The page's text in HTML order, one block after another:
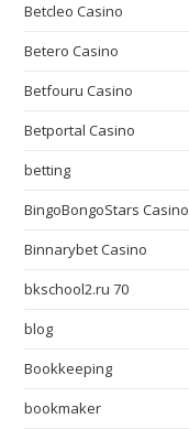
Betcleo Casino
Betero Casino
Betfouru Casino
Betportal Casino
betting
BingoBongoStars Casino
Binnarybet Casino
bkschool2.ru 70
blog
Bookkeeping
bookmaker